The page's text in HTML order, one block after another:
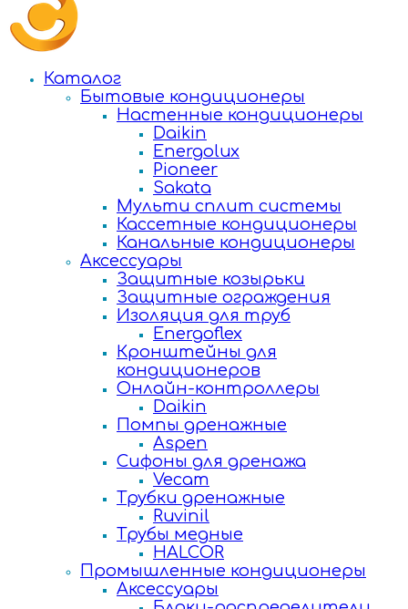
Каталог
Бытовые кондиционеры
Настенные кондиционеры
Daikin
Energolux
Pioneer
Sakata
Мульти сплит системы
Кассетные кондиционеры
Канальные кондиционеры
Аксессуары
Защитные козырьки
Защитные ограждения
Изоляция для труб
Energoflex
Кронштейны для
кондиционеров
Онлайн-контроллеры
Daikin
Помпы дренажные
Aspen
Сифоны для дренажа
Vecam
Трубки дренажные
Ruvinil
Трубы медные
HALCOR
Промышленные кондиционеры
Аксессуары